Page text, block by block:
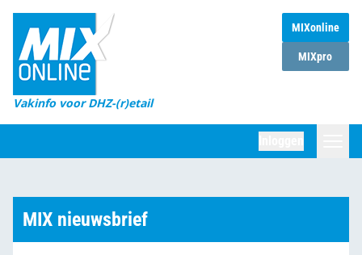
MIXonline
MIXpro
Vakinfo voor DHZ-(r)etail
Home
Magazines
DHZ Sessie
Marktcijfers
MIX nieuwsbrief